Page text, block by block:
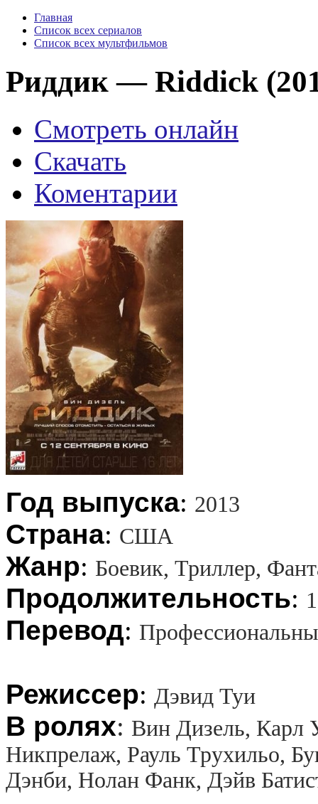
Главная
Список всех сериалов
Список всех мультфильмов
Риддик — Riddick
Смотреть онлайн
Скачать
Коментарии
Год выпуска: 2013
Страна: США
Жанр: Боевик, Триллер,
Продолжительность:
Перевод:
Режиссер: Дэвид Туи
В ролях: Вин Дизель, Карл
Никпрелаж, Рауль Трухильо,
Дэнби, Нолан Фанк, Дэйв